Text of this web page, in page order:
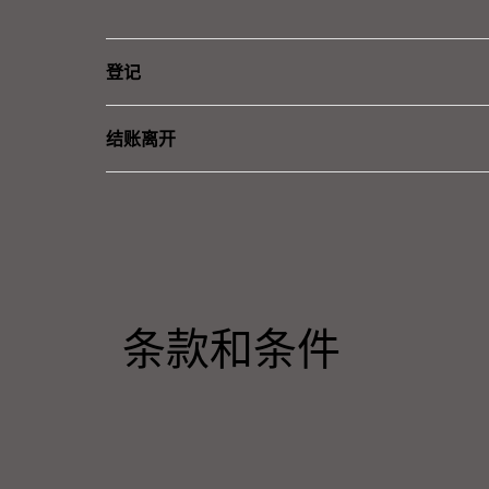
登记
结账离开
条款和条件